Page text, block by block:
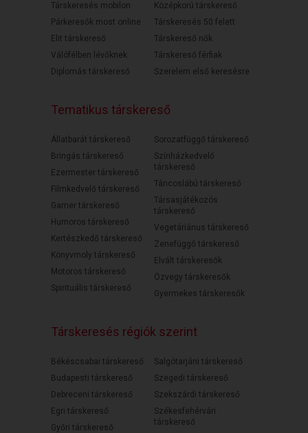
Társkeresés mobilon
Párkeresők most online
Elit társkereső
Válófélben lévőknek
Diplomás társkereső
Középkorú társkereső
Társkeresés 50 felett
Társkereső nők
Társkereső férfiak
Szerelem első keresésre
Tematikus társkereső
Állatbarát társkereső
Bringás társkereső
Ezermester társkereső
Filmkedvelő társkereső
Gamer társkereső
Humoros társkereső
Kertészkedő társkereső
Könyvmoly társkereső
Motoros társkereső
Spirituális társkereső
Sorozatfüggő társkereső
Színházkedvelő
társkereső
Táncoslábú társkereső
Társasjátékozós
társkereső
Vegetáriánus társkereső
Zenefüggő társkereső
Elvált társkeresők
Özvegy társkeresők
Gyermekes társkeresők
Társkeresés régiók szerint
Békéscsabai társkereső
Budapesti társkereső
Debreceni társkereső
Egri társkereső
Győri társkereső
Salgótarjáni társkereső
Szegedi társkereső
Szekszárdi társkereső
Székesfehérvári
társkereső